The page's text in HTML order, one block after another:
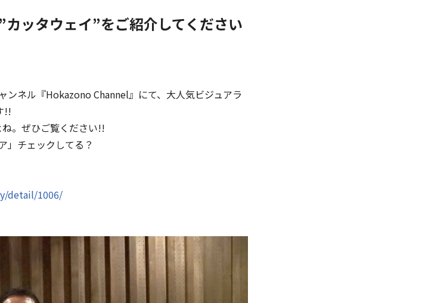
ッタウェイ”をご紹介してください
ンネル『Hokazono Channel』にて、大人気ビジュアラ
!!
。ぜひご覧ください!!
チェックしてる？
detail/1006/